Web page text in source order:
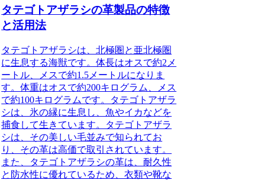
タテゴトアザラシの革製品の特徴
と活用法
タテゴトアザラシは、北極圏と亜北極圏
に生息する海獣です。体長はオスで約2メ
ートル、メスで約1.5メートルになりま
す。体重はオスで約200キログラム、メス
で約100キログラムです。タテゴトアザラ
シは、氷の縁に生息し、魚やイカなどを
捕食して生きています。タテゴトアザラ
シは、その美しい毛並みで知られてお
り、その革は高価で取引されています。
また、タテゴトアザラシの革は、耐久性
と防水性に優れているため、衣類や靴な